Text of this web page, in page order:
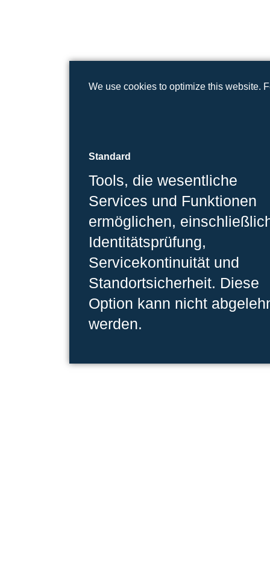
We use cookies to optimize this website.
Standard
Tools, die wesentliche
Services und Funktionen
ermöglichen,
Identitätsprüfung,
Servicekontinuität und
Standortsicherheit. Diese
Option kann nicht
werden.